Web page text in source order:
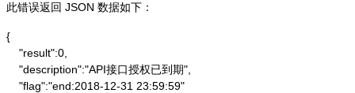
此错误返回 JSON 数据如下：
{
    "result":0,
    "description":"API接口授权已到期",
    "flag":"end:2018-12-31 23:59:59"